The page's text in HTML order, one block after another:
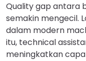
Quality gap antara
semakin mengecil.
dalam modern
itu, technical
meningkatkan